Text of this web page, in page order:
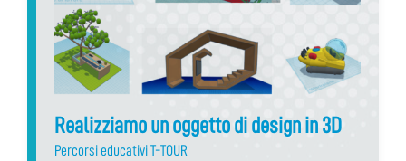
Realizziamo un oggetto di design in 3D
Percorsi educativi T-TOUR